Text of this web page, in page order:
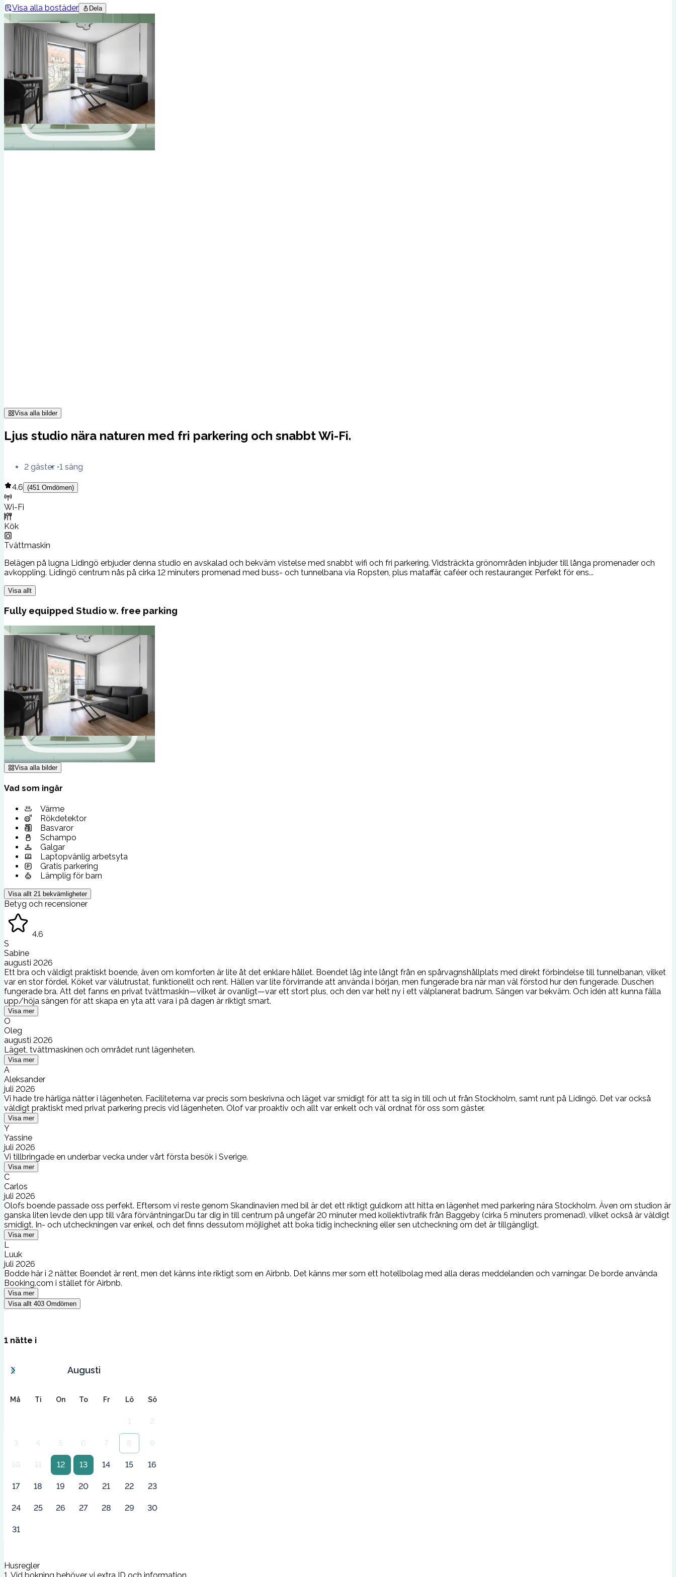
Visa alla bostäder Dela
Visa alla bilder
Ljus studio nära naturen med fri parkering och snabbt Wi-Fi.
2 gäster 1 säng
4.6 (451 Omdömen)
Wi-Fi
Kök
Tvättmaskin
Belägen på lugna Lidingö erbjuder denna studio en avskalad och bekväm vistelse med snabbt wifi och fri parkering. Vidsträckta grönområden inbjuder till långa promenader och
avkoppling. Lidingö centrum nås på cirka 12 minuters promenad med buss- och tunnelbana via Ropsten, plus mataffär, caféer och restauranger. Perfekt för ens...
Visa allt
Fully equipped Studio w. free parking
Visa alla bilder
Vad som ingår
Värme
Rökdetektor
Basvaror
Schampo
Galgar
Laptopvänlig arbetsyta
Gratis parkering
Lämplig för barn
Visa allt 21 bekvämligheter
Betyg och recensioner
4.6
S
Sabine
augusti 2026
Ett bra och väldigt praktiskt boende, även om komforten är lite åt det enklare hållet. Boendet låg inte långt från en spårvagnshållplats med direkt förbindelse till tunnelbanan, vilket
var en stor fördel. Köket var välutrustat, funktionellt och rent. Hällen var lite förvirrande att använda i början, men fungerade bra när man väl förstod hur den fungerade. Duschen
fungerade bra. Att det fanns en privat tvättmaskin—vilket är ovanligt—var ett stort plus, och den var helt ny i ett välplanerat badrum. Sängen var bekväm. Och idén att kunna fälla
upp/höja sängen för att skapa en yta att vara i på dagen är riktigt smart.
Visa mer
O
Oleg
augusti 2026
Läget, tvättmaskinen och området runt lägenheten.
Visa mer
A
Aleksander
juli 2026
Vi hade tre härliga nätter i lägenheten. Faciliteterna var precis som beskrivna och läget var smidigt för att ta sig in till och ut från Stockholm, samt runt på Lidingö. Det var också
väldigt praktiskt med privat parkering precis vid lägenheten. Olof var proaktiv och allt var enkelt och väl ordnat för oss som gäster.
Visa mer
Y
Yassine
juli 2026
Vi tillbringade en underbar vecka under vårt första besök i Sverige.
Visa mer
C
Carlos
juli 2026
Olofs boende passade oss perfekt. Eftersom vi reste genom Skandinavien med bil är det ett riktigt guldkorn att hitta en lägenhet med parkering nära Stockholm. Även om studion är
ganska liten levde den upp till våra förväntningar.Du tar dig in till centrum på ungefär 20 minuter med kollektivtrafik från Baggeby (cirka 5 minuters promenad), vilket också är väldigt
smidigt. In- och utcheckningen var enkel, och det finns dessutom möjlighet att boka tidig incheckning eller sen utcheckning om det är tillgängligt.
Visa mer
L
Luuk
juli 2026
Bodde här i 2 nätter. Boendet är rent, men det känns inte riktigt som en Airbnb. Det känns mer som ett hotellbolag med alla deras meddelanden och varningar. De borde använda
Booking.com i stället för Airbnb.
Visa mer
Visa allt 403 Omdömen
1 nätte i
Augusti
Må Ti On To Fr Lö Sö
1 2
3 4 5 6 7 8 9
10 11 12 13 14 15 16
17 18 19 20 21 22 23
24 25 26 27 28 29 30
31
Husregler